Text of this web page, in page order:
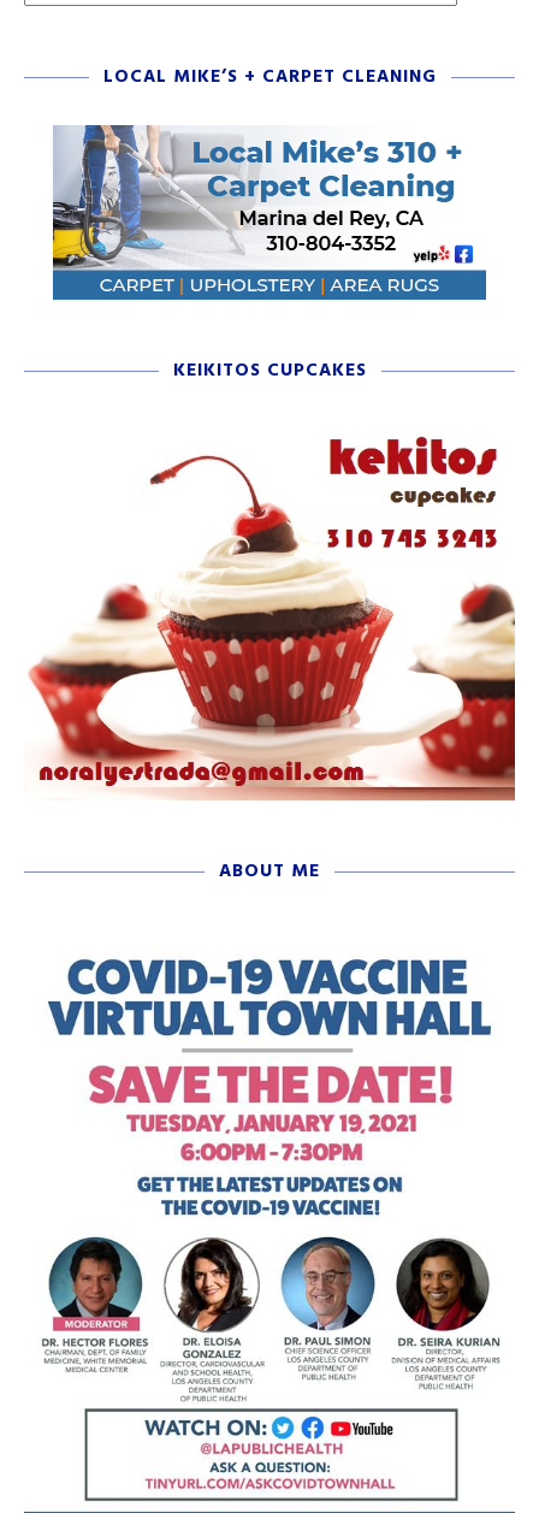
LOCAL MIKE’S + CARPET CLEANING
KEIKITOS CUPCAKES
ABOUT ME